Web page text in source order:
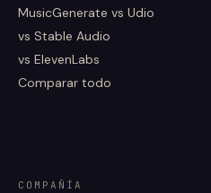
MusicGenerate vs Udio
vs Stable Audio
vs ElevenLabs
Comparar todo
COMPAÑÍA